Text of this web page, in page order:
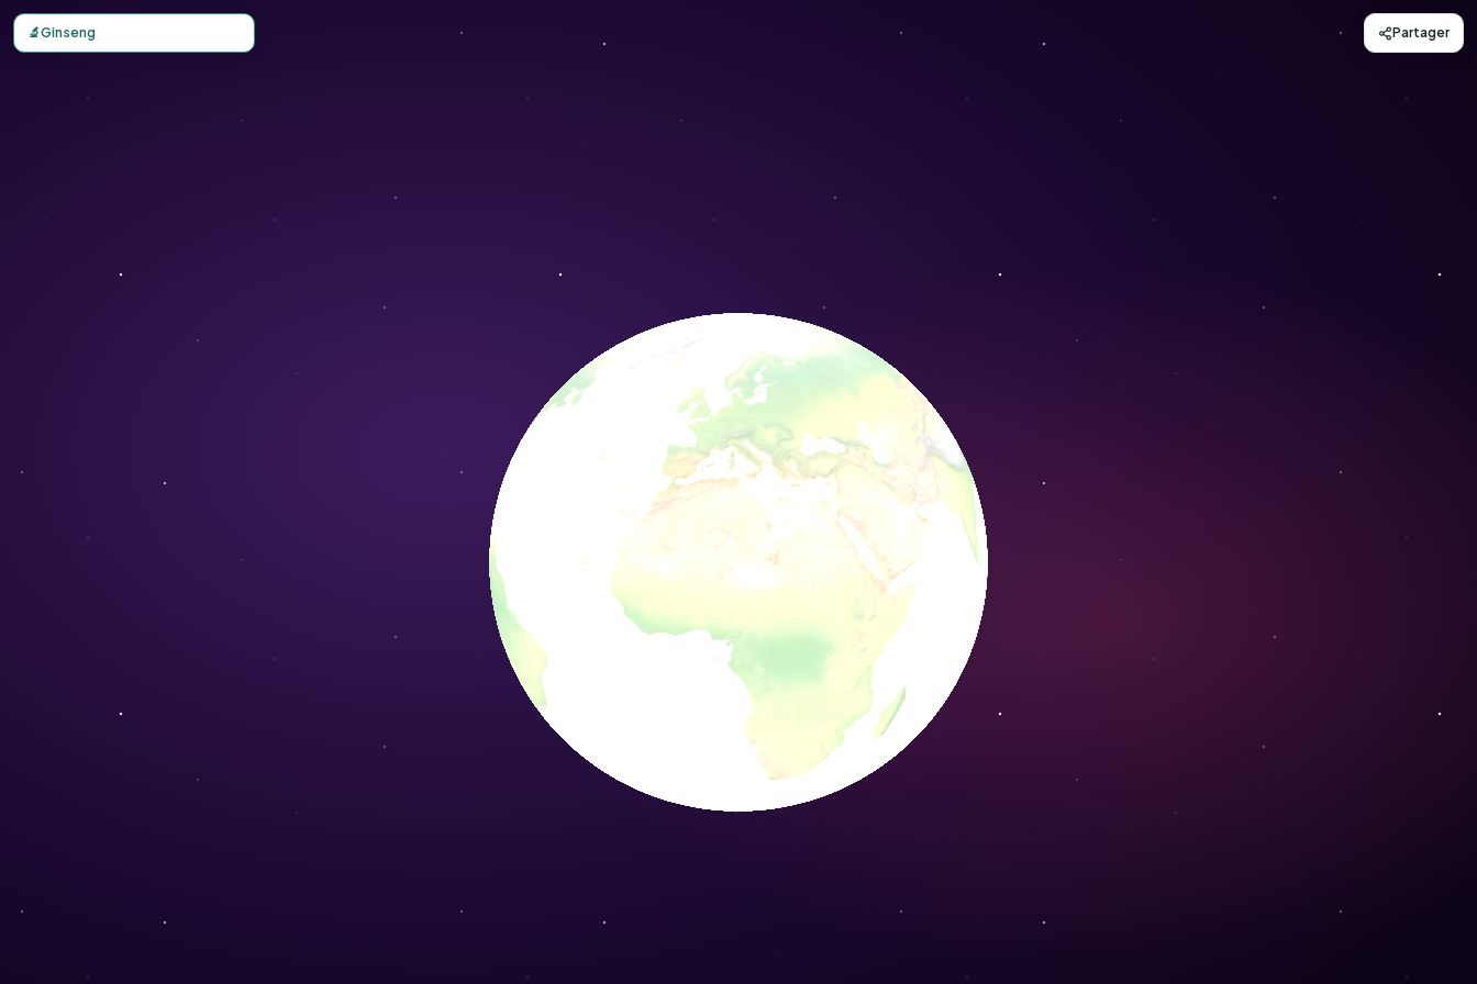
Carte d'observation du Ginseng (Panax ginseng) - Conservation Nature
🔬Ginseng Partager